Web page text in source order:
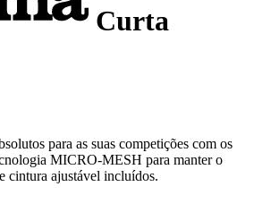
Curta
para as suas competições com os
MICRO-MESH para manter o
cintura ajustável incluídos.